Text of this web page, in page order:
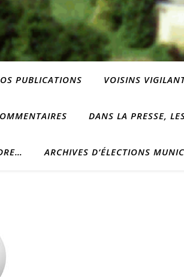
PUBLICATIONS VOISINS
DANS LA PRESSE,
ARCHIVES D’ÉLECTIONS